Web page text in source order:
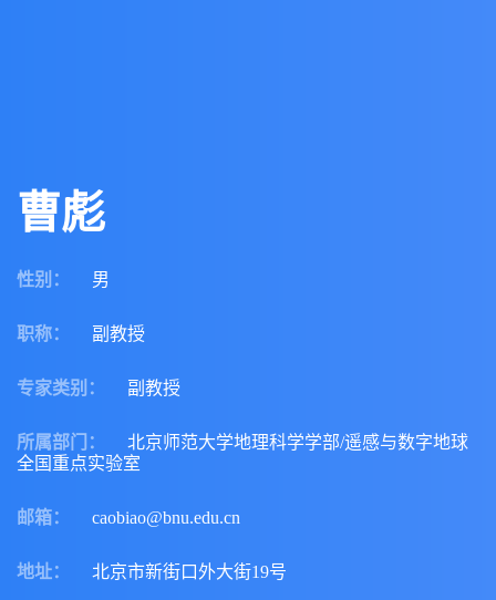
曹彪
性别 ： 男
职称： 副教授
专家类别 ： 副教授
所属部门 ：
北京师范大学地理科学学部/遥感与数字地球
全国重点实验室
邮箱： caobiao@bnu.edu.cn
地址： 北京市新街口外大街19号